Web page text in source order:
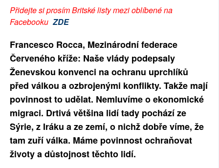
SOCIÁLNÍ SÍTĚ
RUBRIKY
PLNÁ VERZE STRÁNEK
Přidejte si prosím Britské listy mezi oblíbené na
Facebooku ZDE
Francesco Rocca, Mezinárodní federace
Červeného kříže: Naše vlády podepsaly
Ženevskou konvenci na ochranu uprchlíků
před válkou a ozbrojenými konflikty. Takže mají
povinnost to udělat. Nemluvíme o ekonomické
migraci. Drtivá většina lidí tady pochází ze
Sýrie, z Iráku a ze zemí, o nichž dobře víme, že
tam zuří válka. Máme povinnost ochraňovat
životy a důstojnost těchto lidí.